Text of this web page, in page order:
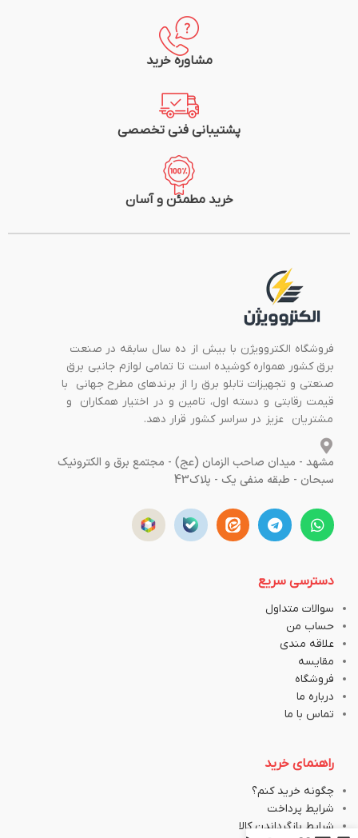
مشاوره خرید
پشتیبانی فنی تخصصی
خرید مطمئن و آسان
فروشگاه الکتروویژن با بیش از ده سال سابقه در صنعت
برق کشور همواره کوشیده است تا تمامی لوازم جانبی برق
صنعتی و تجهیزات تابلو برق را از برندهای مطرح جهانی با
قیمت رقابتی و دسته اول، تامین و در اختیار همکاران و
مشتریان عزیز در سراسر کشور قرار دهد.
مشهد - میدان صاحب الزمان (عج) - مجتمع برق و الکترونیک
سبحان - طبقه منفی یک - پلاک43
دسترسی سریع
سوالات متداول
حساب من
علاقه مندی
مقایسه
فروشگاه
درباره ما
تماس با ما
راهنمای خرید
چگونه خرید کنم؟
شرایط پرداخت
شرایط بازگرداندن کالا